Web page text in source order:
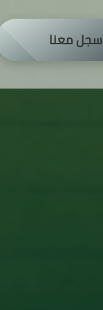
سجل معنا